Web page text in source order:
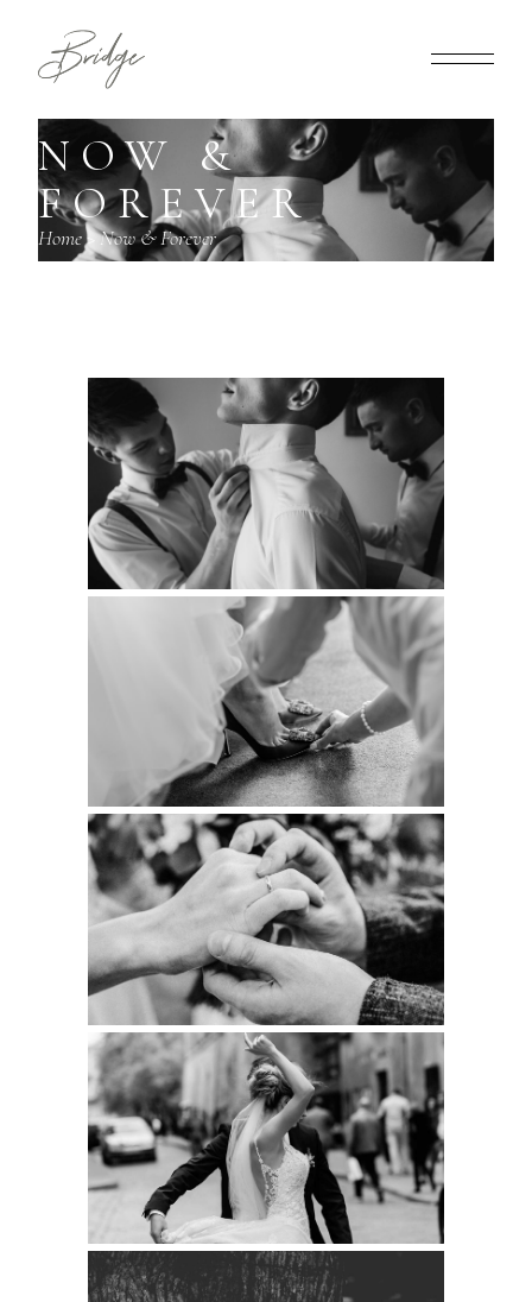
NOW &
FOREVER
Home>Now & Forever